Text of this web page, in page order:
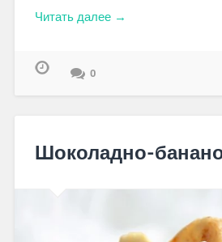
Читать далее →
0
Шоколадно-